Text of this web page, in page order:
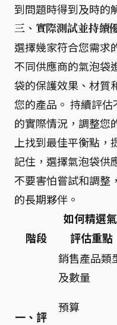
到問題時得到及時的
三、實際測試並持續
選擇幾家符合您需求
不同供應商的氣泡袋
袋的保護效果、材質
您的產品。 持續評
的實際情況，調整您
上找到最佳平衡點，
記住，選擇氣泡袋供
不要害怕嘗試和調整
的長期夥伴。
如何精選
階段
評估重點
一、評
銷售產品類
及數量
預算